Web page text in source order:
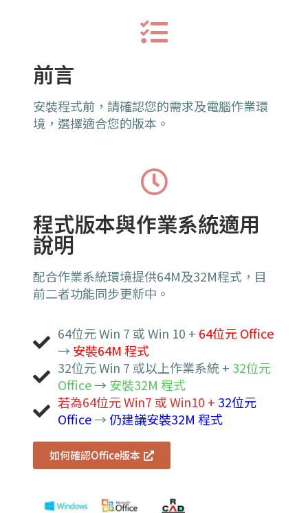
前言
安裝程式前，請確認您的需求及電腦作業環
境，選擇適合您的版本。
程式版本與作業系統適用
說明
配合作業系統環境提供64M及32M程式，目
前二者功能同步更新中。
64位元 Win 7 或 Win 10 + 64位元 Office
→ 安裝64M 程式
32位元 Win 7 或以上作業系統 + 32位元
Office→ 安裝32M 程式
若為64位元 Win7 或 Win10 + 32位元
Office→仍建議安裝32M 程式
如何確認Office版本